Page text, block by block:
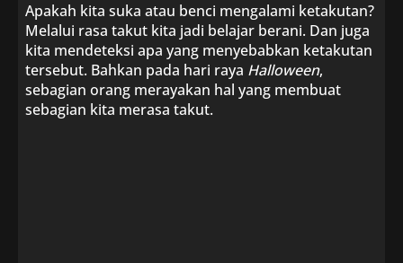
Apakah kita suka atau benci mengalami ketakutan?
Melalui rasa takut kita jadi belajar berani. Dan juga
kita mendeteksi apa yang menyebabkan ketakutan
tersebut. Bahkan pada hari raya Halloween,
sebagian orang merayakan hal yang membuat
sebagian kita merasa takut.